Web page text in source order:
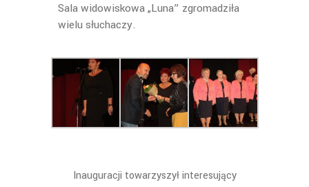
Sala widowiskowa „Luna” zgromadziła
wielu słuchaczy.
Inauguracji towarzyszył interesujący